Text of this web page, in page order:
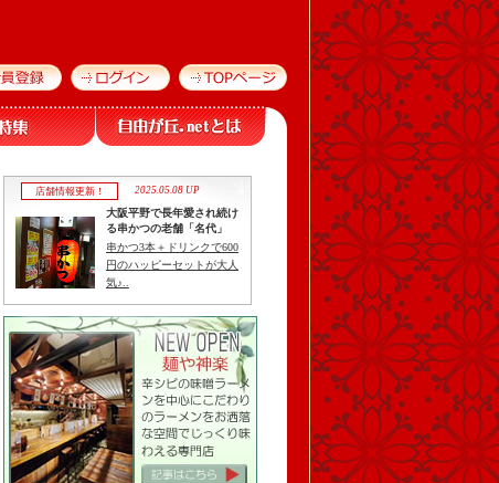
店舗情報更新！ 2025.05.08 UP
大阪平野で長年愛され続け
る串かつの老舗「名代」
串かつ3本＋ドリンクで600
円のハッピーセットが大人
気♪..